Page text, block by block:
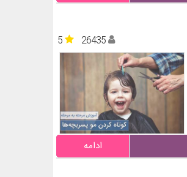
5
26435
ادامه